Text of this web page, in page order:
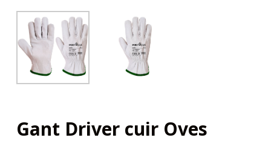
Gant Driver cuir Oves